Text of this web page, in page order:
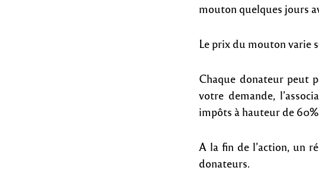
mouton quelques jours
Le prix du mouton varie
Chaque donateur peut
votre demande,
impôts à hauteur de
A la fin de l’action, un
donateurs.